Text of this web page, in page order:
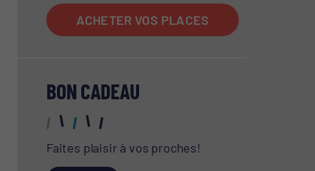
ACHETER VOS PLACES
BON CADEAU
Faites plaisir à vos proches!